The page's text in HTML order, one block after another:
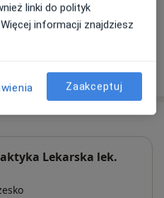
ceny?
Lekarska lek.
linki do polityk
informacji znajdziesz
Zaakceptuj